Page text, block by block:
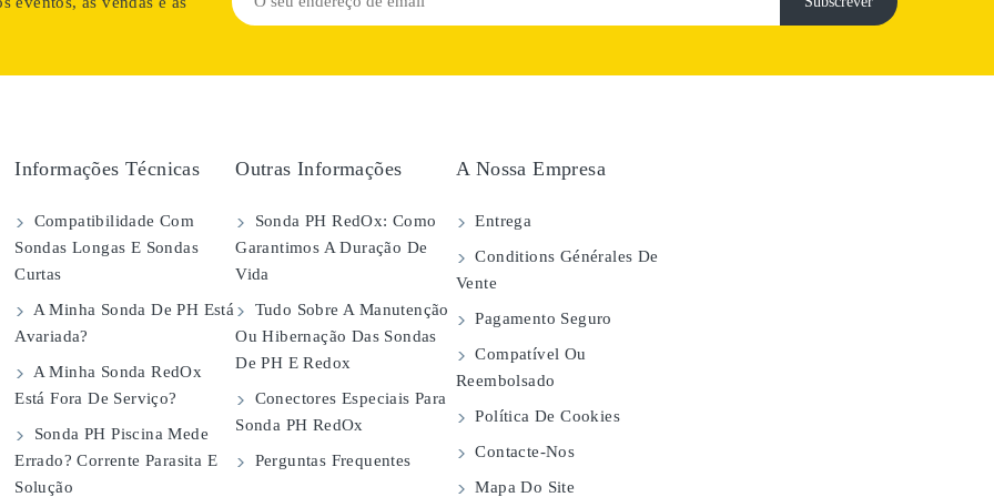
Informações Técnicas
Compatibilidade Com
Sondas Longas E Sondas
Curtas
A Minha Sonda De PH Está
Avariada?
A Minha Sonda RedOx
Está Fora De Serviço?
Sonda PH Piscina Mede
Errado? Corrente Parasita E
Solução
Outras Informações
Sonda PH RedOx: Como
Garantimos A Duração De
Vida
Tudo Sobre A Manutenção
Ou Hibernação Das Sondas
De PH E Redox
Conectores Especiais Para
Sonda PH RedOx
Perguntas Frequentes
A Nossa Empresa
Entrega
Conditions Générales De
Vente
Pagamento Seguro
Compatível Ou
Reembolsado
Política De Cookies
Contacte-Nos
Mapa Do Site